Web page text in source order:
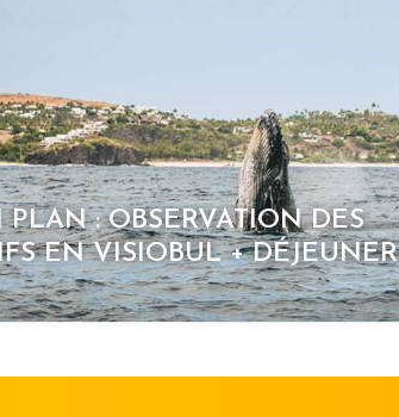
PLAN : OBSERVATION DES
EN VISIOBUL + DÉJEUNER